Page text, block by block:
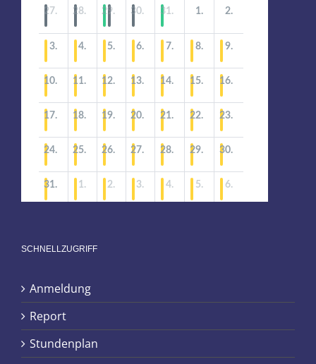
SCHNELLZUGRIFF
Anmeldung
Report
Stundenplan